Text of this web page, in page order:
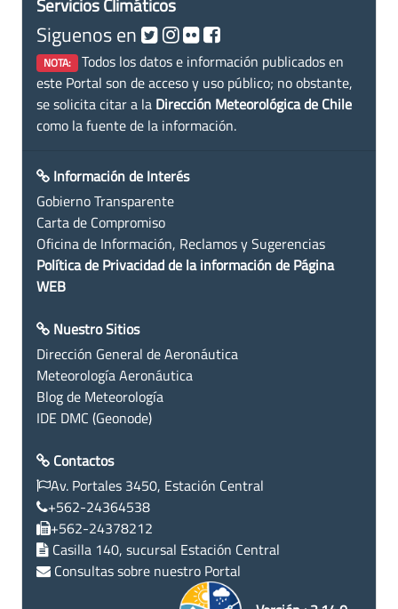
Siguenos en
NOTA: Todos los datos e información publicados en
este Portal son de acceso y uso público; no obstante,
se solicita citar a la Dirección Meteorológica de Chile
como la fuente de la información.
Información de Interés
Gobierno Transparente
Carta de Compromiso
Oficina de Información, Reclamos y Sugerencias
Política de Privacidad de la información de Página
WEB
Nuestro Sitios
Dirección General de Aeronáutica
Meteorología Aeronáutica
Blog de Meteorología
IDE DMC (Geonode)
Contactos
Av. Portales 3450, Estación Central
+562-24364538
+562-24378212
Casilla 140, sucursal Estación Central
Consultas sobre nuestro Portal